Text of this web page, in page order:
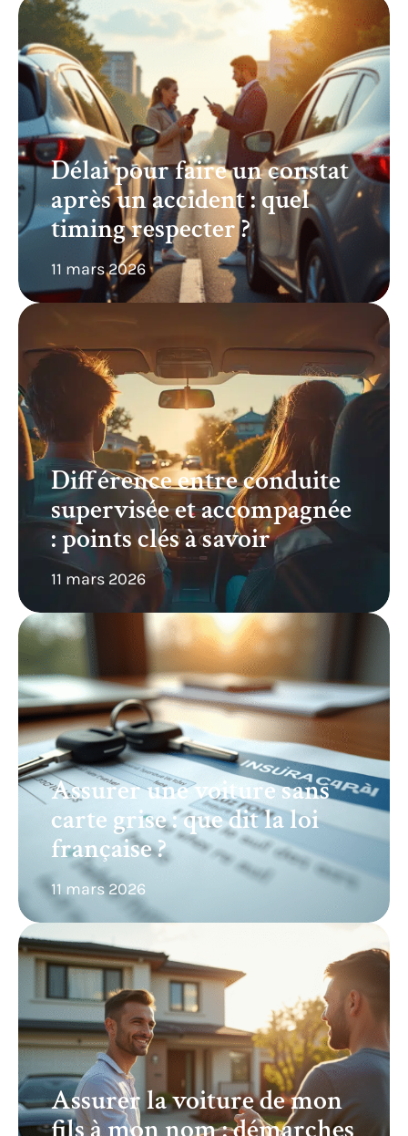
Délai pour faire un constat
après un accident : quel
timing respecter ?
11 mars 2026
Différence entre conduite
supervisée et accompagnée
: points clés à savoir
11 mars 2026
Assurer une voiture sans
carte grise : que dit la loi
française ?
11 mars 2026
Assurer la voiture de mon